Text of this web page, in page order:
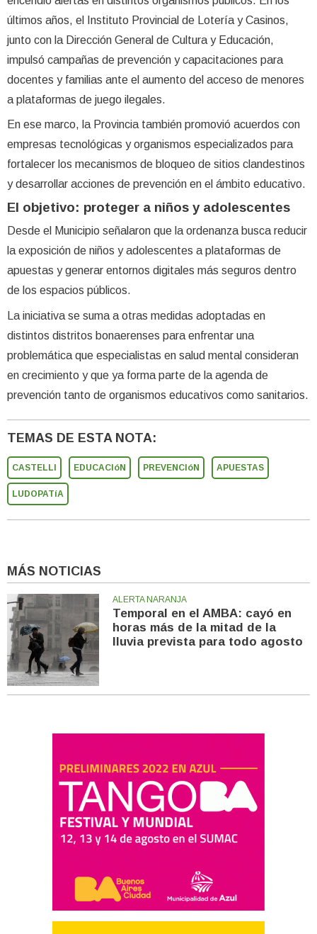
últimos años, el Instituto Provincial de Lotería y Casinos,
junto con la Dirección General de Cultura y Educación,
impulsó campañas de prevención y capacitaciones para
docentes y familias ante el aumento del acceso de menores
a plataformas de juego ilegales.
En ese marco, la Provincia también promovió acuerdos con
empresas tecnológicas y organismos especializados para
fortalecer los mecanismos de bloqueo de sitios clandestinos
y desarrollar acciones de prevención en el ámbito educativo.
El objetivo: proteger a niños y adolescentes
Desde el Municipio señalaron que la ordenanza busca reducir
la exposición de niños y adolescentes a plataformas de
apuestas y generar entornos digitales más seguros dentro
de los espacios públicos.
La iniciativa se suma a otras medidas adoptadas en
distintos distritos bonaerenses para enfrentar una
problemática que especialistas en salud mental consideran
en crecimiento y que ya forma parte de la agenda de
prevención tanto de organismos educativos como sanitarios.
TEMAS DE ESTA NOTA:
CASTELLI EDUCACIóN PREVENCIóN APUESTAS
LUDOPATíA
MÁS NOTICIAS
ALERTA NARANJA
Temporal en el AMBA: cayó en
horas más de la mitad de la
lluvia prevista para todo agosto